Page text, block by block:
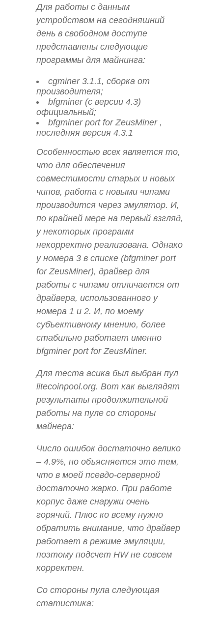
Для работы с данным
устройством на сегодняшний
день в свободном доступе
представлены следующие
программы для майнинга:
cgminer 3.1.1, сборка от
производителя;
bfgminer (с версии 4.3)
официальный;
bfgminer port for ZeusMiner ,
последняя версия 4.3.1
Особенностью всех является то,
что для обеспечения
совместимости старых и новых
чипов, работа с новыми чипами
производится через эмулятор. И,
по крайней мере на первый взгляд,
у некоторых программ
некорректно реализована. Однако
у номера 3 в списке (bfgminer port
for ZeusMiner), драйвер для
работы с чипами отличается от
драйвера, использованного у
номера 1 и 2. И, по моему
субъективному мнению, более
стабильно работает именно
bfgminer port for ZeusMiner.
Для теста асика был выбран пул
litecoinpool.org. Вот как выглядят
результаты продолжительной
работы на пуле со стороны
майнера:
Число ошибок достаточно велико
– 4.9%, но объясняется это тем,
что в моей псевдо-серверной
достаточно жарко. При работе
корпус даже снаружи очень
горячий. Плюс ко всему нужно
обратить внимание, что драйвер
работает в режиме эмуляции,
поэтому подсчет HW не совсем
корректен.
Со стороны пула следующая
статистика: